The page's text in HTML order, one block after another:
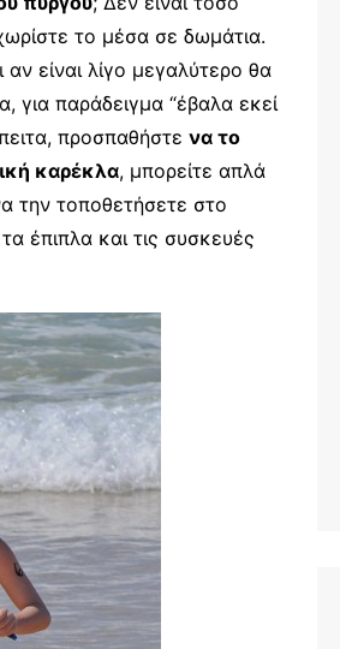
το μέσα σε δωμάτια.
είναι λίγο μεγαλύτερο θα
για παράδειγμα “έβαλα εκεί
προσπαθήστε να το
καρέκλα, μπορείτε απλά
την τοποθετήσετε στο
έπιπλα και τις συσκευές